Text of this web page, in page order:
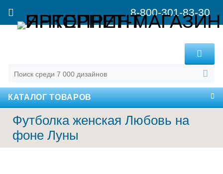
8-800-301-83-30
КАТАЛОГ ТОВАРОВ
Футболка женская Любовь на
фоне Луны